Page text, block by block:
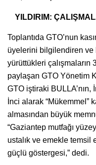
YILDIRIM:
Toplantıda GTO’nun
üyelerini bilgilendiren
yürüttükleri çalışmaların
paylaşan GTO Yönetim
GTO iştiraki
İnci alarak “Mükemmel”
almasından büyük
“Gaziantep mutfağı
ustalık ve emekle temsil
güçlü göstergesi,” dedi.